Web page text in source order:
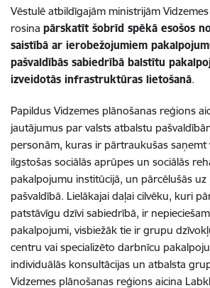
Vēstulē atbildīgajām ministrijām
rosina pārskatīt šobrīd spēkā esošos
saistībā ar ierobežojumiem
pašvaldībās sabiedrībā balstītu
izveidotās infrastruktūras lietošanā.
Papildus Vidzemes plānošanas reģions
jautājumus par valsts atbalstu
personām, kuras ir pārtraukušas saņemt
ilgstošas sociālās aprūpes un sociālās
pakalpojumu institūcijā, un pārcēlušās
pašvaldībā. Lielākajai daļai cilvēku, kuri
patstāvīgu dzīvi sabiedrībā, ir
pakalpojumi, visbiežāk tie ir grupu
centru vai specializēto darbnīcu
individuālās konsultācijas un atbalsta
Vidzemes plānošanas reģions aicina